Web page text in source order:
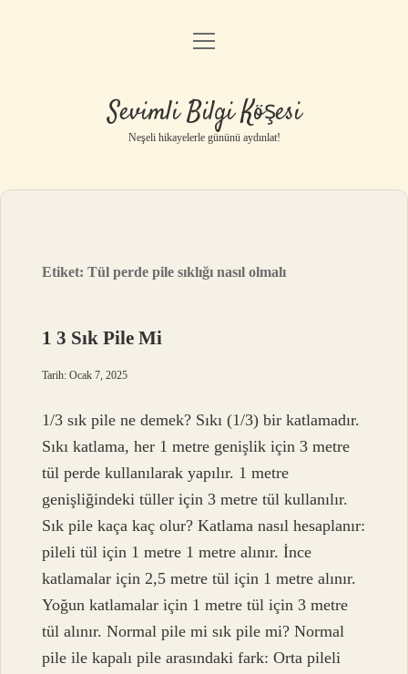
Anasayfa
Yasal Uyarı
menüyü
Sevimli Bilgi Köşesi
Neşeli hikayelerle gününü aydınlat!
Etiket:Tül perde pile sıklığı nasıl olmalı
1 3 Sık Pile Mi
Tarih: Ocak 7, 2025
1/3 sık pile ne demek? Sıkı (1/3) bir katlamadır.
Sıkı katlama, her 1 metre genişlik için 3 metre
tül perde kullanılarak yapılır. 1 metre
genişliğindeki tüller için 3 metre tül kullanılır.
Sık pile kaça kaç olur? Katlama nasıl hesaplanır:
pileli tül için 1 metre 1 metre alınır. İnce
katlamalar için 2,5 metre tül için 1 metre alınır.
Yoğun katlamalar için 1 metre tül için 3 metre
tül alınır. Normal pile mi sık pile mi? Normal
pile ile kapalı pile arasındaki fark: Orta pileli